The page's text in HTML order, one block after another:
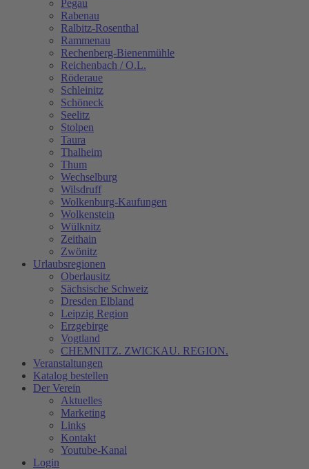
Pegau
Rabenau
Ralbitz-Rosenthal
Rammenau
Rechenberg-Bienenmühle
Reichenbach / O.L.
Röderaue
Schleinitz
Schöneck
Seelitz
Stolpen
Taura
Thalheim
Thum
Wechselburg
Wilsdruff
Wolkenburg-Kaufungen
Wolkenstein
Wülknitz
Zeithain
Zwönitz
Urlaubsregionen
Oberlausitz
Sächsische Schweiz
Dresden Elbland
Leipzig Region
Erzgebirge
Vogtland
CHEMNITZ. ZWICKAU. REGION.
Veranstaltungen
Katalog bestellen
Der Verein
Aktuelles
Marketing
Links
Kontakt
Youtube-Kanal
Login